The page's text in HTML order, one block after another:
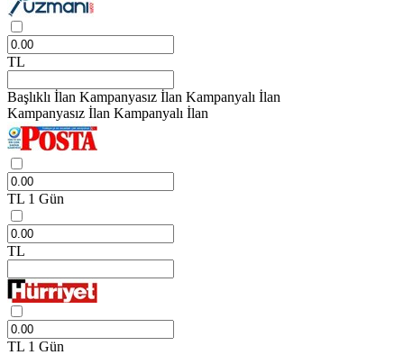
TL
Başlıklı İlan Kampanyasız İlan Kampanyalı İlan
Kampanyasız İlan Kampanyalı İlan
TL 1 Gün
TL
TL 1 Gün